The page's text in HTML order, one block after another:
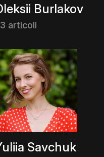
Burlakov
articoli
Savchuk